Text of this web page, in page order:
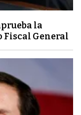
la
General